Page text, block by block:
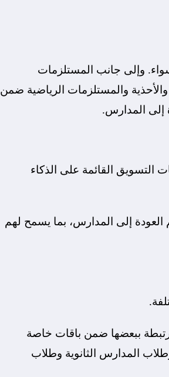
سواء. وإلى جانب المستلزمات
والمستلزمات الرياضية ضمن
إلى المدارس.
التسويق القائمة على الذكاء
إلى المدارس، بما يسمح لهم
ببعضها ضمن باقات خاصة
المدارس الثانوية وطلاب